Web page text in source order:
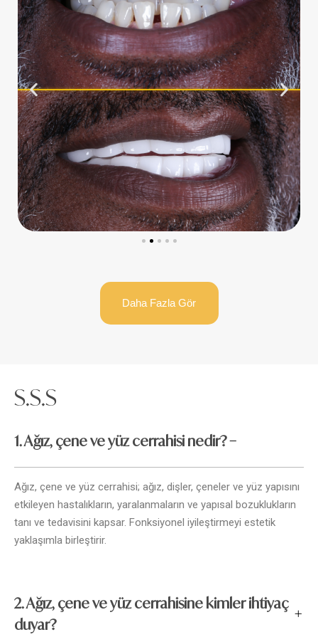
Daha Fazla Gör
S.S.S
1. Ağız, çene ve yüz cerrahisi nedir?
Ağız, çene ve yüz cerrahisi; ağız, dişler, çeneler ve yüz yapısını
etkileyen hastalıkların, yaralanmaların ve yapısal bozuklukların
tanı ve tedavisini kapsar. Fonksiyonel iyileştirmeyi estetik
yaklaşımla birleştirir.
2. Ağız, çene ve yüz cerrahisine kimler ihtiyaç
duyar?